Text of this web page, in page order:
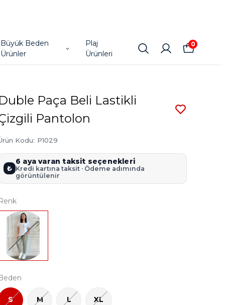
Büyük Beden
Ürünler
Plaj
Ürünleri
0
Duble Paça Beli Lastikli
Pantolon
Kodu: P1029
₺
6 aya varan taksit seçenekleri
Kredi kartına taksit · Ödeme adımında
görüntülenir
S M L XL